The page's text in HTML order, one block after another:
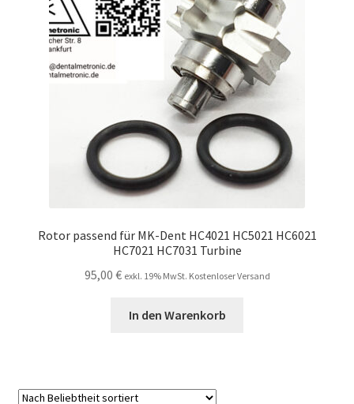
Unsere Firma
Warenkorb
Rotor passend für MK-Dent HC4021 HC5021 HC6021
HC7021 HC7031 Turbine
95,00 € exkl. 19% MwSt. Kostenloser Versand
In den Warenkorb